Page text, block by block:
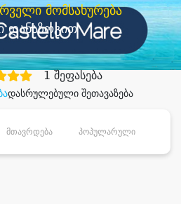
მომსახურება
დანაზოგით
დასრულებული შეთავაზება
1 შეფასება
მთავრდება პოპულარული